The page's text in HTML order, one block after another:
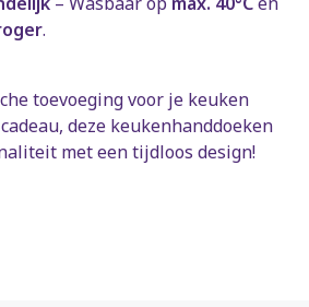
.
toevoeging voor je keuken
deze keukenhanddoeken
met een tijdloos design!